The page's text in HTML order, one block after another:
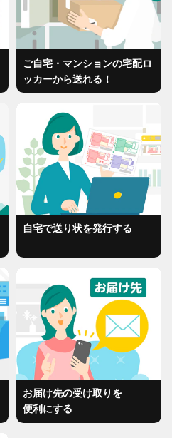
ご自宅・マンションの宅配ロ
ッカーから送れる！
自宅で送り状を発行する
お届け先の受け取りを
便利にする